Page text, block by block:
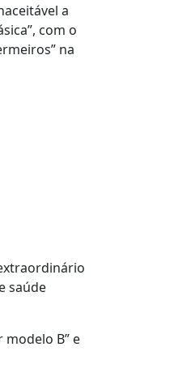
a
com o
na
saúde
B” e